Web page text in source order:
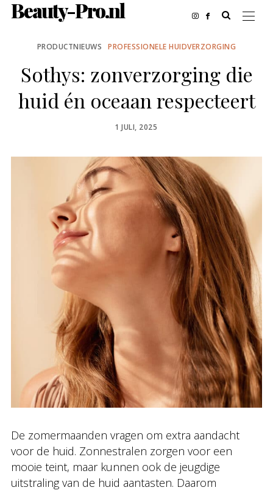
Beauty-Pro.nl
PRODUCTNIEUWS PROFESSIONELE HUIDVERZORGING
Sothys: zonverzorging die
huid én oceaan respecteert
POSTED
1 JULI, 2025
De zomermaanden vragen om extra aandacht
voor de huid. Zonnestralen zorgen voor een
mooie teint, maar kunnen ook de jeugdige
uitstraling van de huid aantasten. Daarom